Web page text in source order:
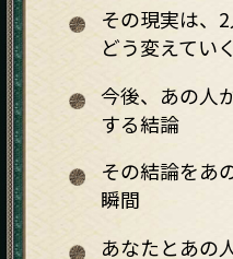
その現実は、
どう変えてい
今後、あの人
する結論
その結論をあ
瞬間
あなたとあの